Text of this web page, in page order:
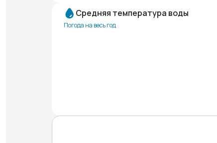
Средняя температура воды
Погода на весь год